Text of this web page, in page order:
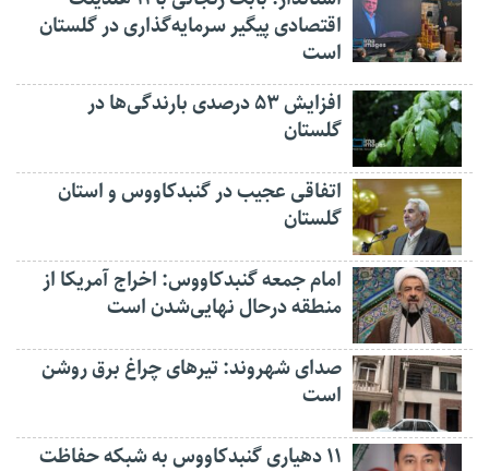
اقتصادی پیگیر سرمایه‌گذاری در گلستان
است
افزایش ۵۳ درصدی بارندگی‌ها در
گلستان
اتفاقی عجیب در‌ گنبدکاووس و استان
گلستان
امام جمعه گنبدکاووس: اخراج آمریکا از
منطقه درحال نهایی‌شدن است
صدای شهروند: تیرهای چراغ برق روشن
است
۱۱ دهیاری گنبدکاووس به شبکه حفاظت